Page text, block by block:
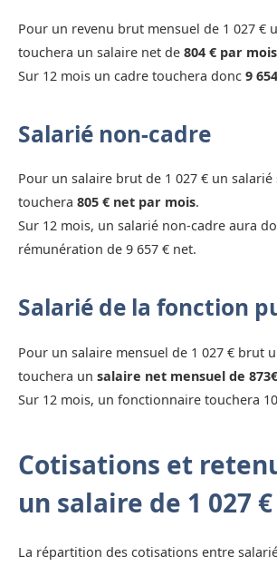
Pour un revenu brut mensuel de 1 027 €
touchera un salaire net de 804 € par mois
Sur 12 mois un cadre touchera donc 9
Salarié non-cadre
Pour un salaire brut de 1 027 € un
touchera 805 € net par mois.
Sur 12 mois, un salarié non-cadre aura
rémunération de 9 657 € net.
Salarié de la fonction
Pour un salaire mensuel de 1 027 € brut
touchera un salaire net mensuel de
Sur 12 mois, un fonctionnaire touchera
Cotisations et
un salaire de 1 027
La répartition des cotisations entre